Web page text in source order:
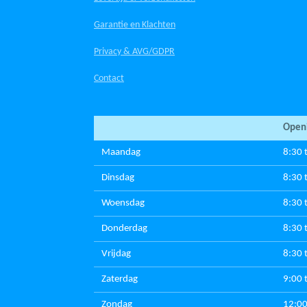
Garantie en Klachten
Privacy & AVG/GDPR
Contact
Maandag 8:30
Dinsdag 8:30
Woensdag 8:30
Donderdag 8:30
Vrijdag 8:30
Zaterdag 9:00
Zondag